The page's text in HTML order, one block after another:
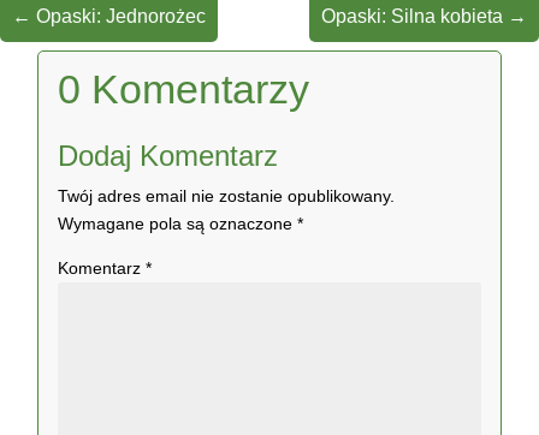
← Opaski: Jednorożec Opaski: Silna kobieta →
0 Komentarzy
Dodaj Komentarz
Twój adres email nie zostanie opublikowany.
Wymagane pola są oznaczone*
Komentarz*